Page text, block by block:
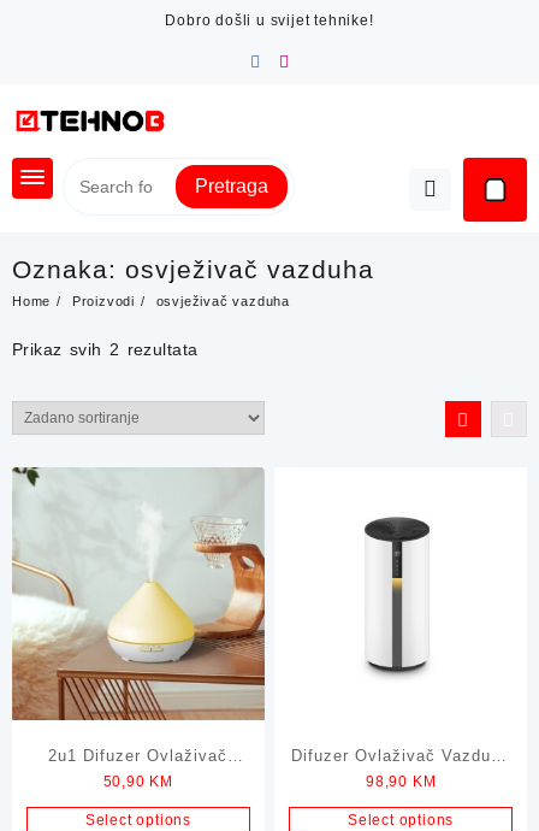
Dobro došli u svijet tehnike!
Pretraga
Oznaka: osvježivač vazduha
Home Proizvodi osvježivač vazduha
Prikaz svih 2 rezultata
2u1 Difuzer Ovlaživač
Vazduha i Lampa u 7 Boja
50,90 KM
Select options
Difuzer Ovlaživač Vazduha
GREEN TECH sa
Daljinskim
98,90 KM
Select options